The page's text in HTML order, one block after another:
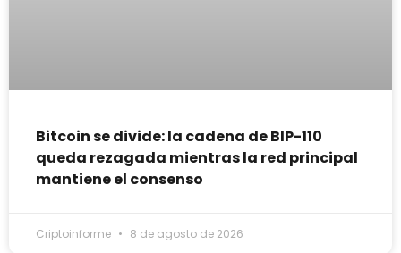
Bitcoin se divide: la cadena de BIP-110
queda rezagada mientras la red principal
mantiene el consenso
Criptoinforme 8 de agosto de 2026